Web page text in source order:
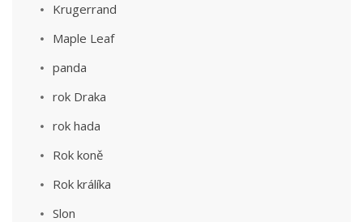
Krugerrand
Maple Leaf
panda
rok Draka
rok hada
Rok koně
Rok králíka
Slon